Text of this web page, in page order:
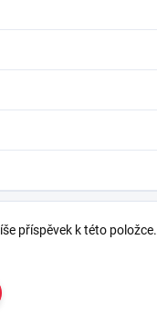
příspěvek k této položce.